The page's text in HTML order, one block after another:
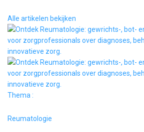
Alle artikelen bekijken
Thema :
Reumatologie